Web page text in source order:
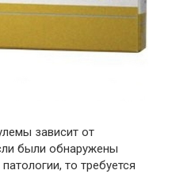
зависит от
были обнаружены
то требуется